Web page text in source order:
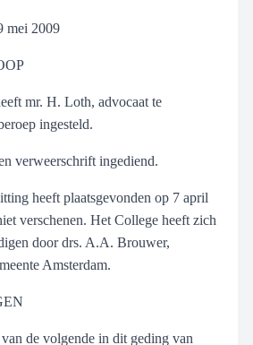
mei 2009
mr. H. Loth, advocaat te
ingesteld.
verweerschrift ingediend.
heeft plaatsgevonden op 7 april
verschenen. Het College heeft zich
door drs. A.A. Brouwer,
Amsterdam.
de volgende in dit geding van